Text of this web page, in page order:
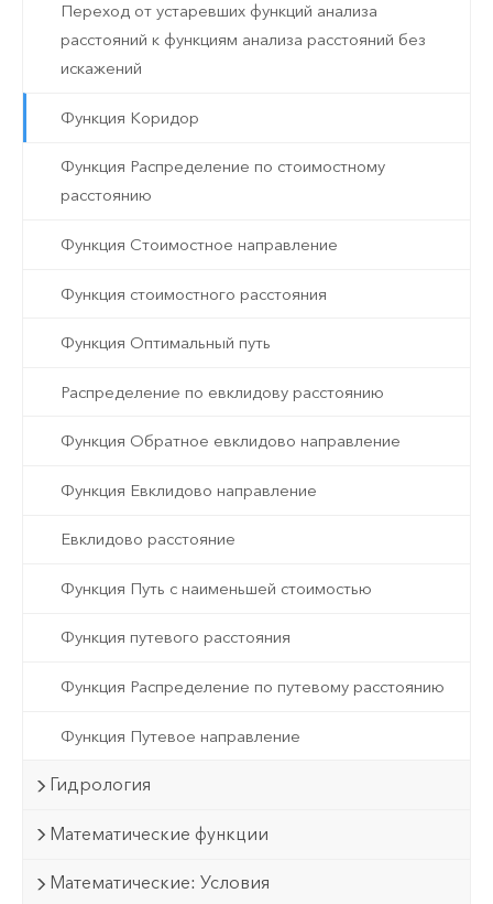
Переход от устаревших функций анализа
расстояний к функциям анализа расстояний без
искажений
Функция Коридор
Функция Распределение по стоимостному
расстоянию
Функция Стоимостное направление
Функция стоимостного расстояния
Функция Оптимальный путь
Распределение по евклидову расстоянию
Функция Обратное евклидово направление
Функция Евклидово направление
Евклидово расстояние
Функция Путь с наименьшей стоимостью
Функция путевого расстояния
Функция Распределение по путевому расстоянию
Функция Путевое направление
Гидрология
Математические функции
Математические: Условия